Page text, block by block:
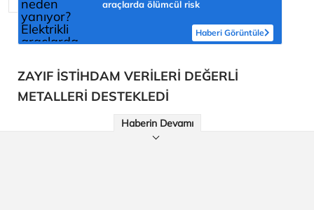
araçlarda ölümcül risk
Haberi Görüntüle
ZAYIF İSTİHDAM VERİLERİ DEĞERLİ
METALLERİ DESTEKLEDİ
Haberin Devamı